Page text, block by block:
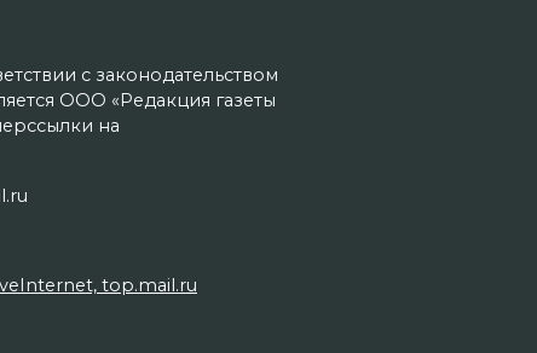
с законодательством
ООО «Редакция газеты
на
top.mail.ru